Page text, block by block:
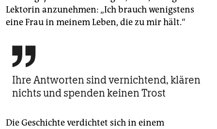
Lektorin anzunehmen: „Ich brauch wenigstens
eine Frau in meinem Leben, die zu mir hält.“

Ihre Antworten sind vernichtend, klären
nichts und spenden keinen Trost
Die Geschichte verdichtet sich in einem